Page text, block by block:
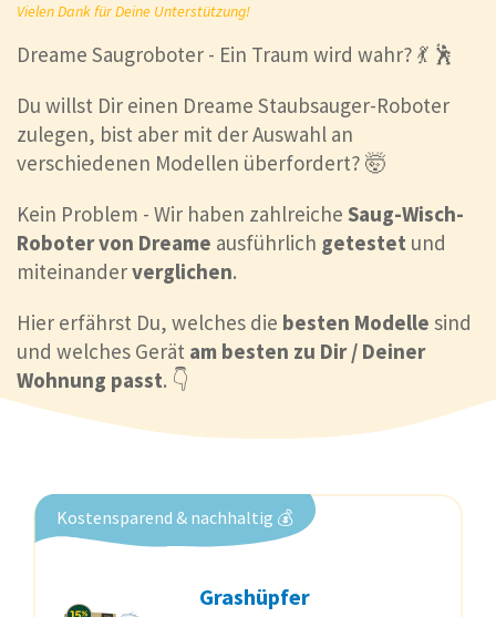
Vielen Dank für Deine Unterstützung!
Dreame Saugroboter - Ein Traum wird wahr? 💃 🕺
Du willst Dir einen Dreame Staubsauger-Roboter
zulegen, bist aber mit der Auswahl an
verschiedenen Modellen überfordert? 🤯
Kein Problem - Wir haben zahlreiche Saug-Wisch-
Roboter von Dreame ausführlich getestet und
miteinanderverglichen.
Hier erfährst Du, welches die besten Modelle sind
und welches Gerät am besten zu Dir / Deiner
Wohnung passt. 👇
Kostensparend & nachhaltig 💰
Grashüpfer